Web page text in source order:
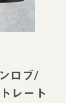
ロブ/
レート